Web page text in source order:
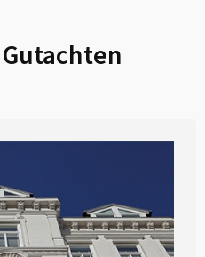
Gutachten